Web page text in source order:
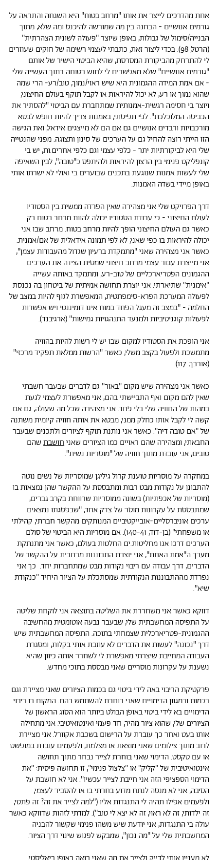
אחת מהדרכים לייצר את אותו ''מרחב בטוח'' היא השגחה והתראה על
גורמים אנושיים - הבחנה בין מה שמורשה להיכנס ומה שלא, מתוך
הבנייה/סימול של גבולות, באופן שיוצר ''פעולה לשונית הצהרתית''
(הרטל, 98). בכדי ליצור זאת, כתבתי לעצמי רשימה של חוקים שעוזרים
לי להתרחק מהביקורת המסרסת, שהיא הביטוי הישיר של אותם
''גורמים אנושיים'' שלא מאפשרים לי לחוש בטוחה בתוך העשייה שלי
- אם אמת המידה ההגמונית היא שיש ראוי/נמוך, טוב/רע- הרי שמה
שהוא נמוך או רע, לא יכול להיראות או לקבל תוקף בעולם החיצוני,
ויוצר בי חסימה רגשית-אמנותית שמתחברת עם הביטוי ''להסתיר את
הכביסה המלוכלכת''. לפי תפיסתי, באמנות צריך להיות חופש לבטא
מורכבויות ורבדים אנושיים גם אם הם לא מייצגים אידאל, ואת הגישה
הזו הייתי רוצה להחיל גם על הערכים של סינון ותצוגה. מפני שהנטייה
שלי היא לביקורתיות יתר - כלפי עצמי וגם כלפי אחרים.ות, יש בי
קונפליקט פנימי בין הרצון להיראות ולהיתפס כ''טובה'', לבין השאיפה
שלי לעשות אמנות שנוגעת בתכנים שבוערים בי ואולי לא ישרתו אותי
באופן מיידי בשדה האמנות.
דרך הפרויקט שלי אני מצהירה שאין הפרדה ממשית בין הסטודיו
לעולם החיצוני - כי עבודת הסטודיו יכולה להוות מרחב בטוח רק
כאשר גם העולם החיצוני הופך להיות מרחב בטוח. מרחב שבו אני
יכולה להיראות בו כפי שאני, לא לפי תמונה אידאלית של אם/אמנית.
כאשר אני מצהירה שאני ''מתמקדת ברעיון שגדול מהעבודות עצמן'',
אני מייצרת עבור עצמי מרחב חיצוני שמסית הצידה את הערכים
ההגמונים הפטריארכליים של טוב-רע, ומתמקד באותה עשייה
''אימנית'' שתיארתי. אני יוצרת תחושה אמיתית של ביטחון בה נכנסת
לפעולה המערכת הפרא-סימפתטית, המאפשרת לגוף להיות במצב של
החלמה - ''במצב זה מעגל הפחד במוח אינו דומיננטי ויש אפשרות
לפעולות קוגניטיביות ולמנעד התנהגויות גמישות'' (ארגיבנד).
אני הופכת את הסטודיו למקום שבו יש לי רשות להיות בהוויה
מתמשכת ולפעול בקצב משלי, כאשר ''הרשות ממלאת תפקיד מרכזי''
(אורבך, 117).
כאשר אני מצהירה שיש מקום ''באור'' גם לדברים שבעבר חשבתי
שאין להם מקום ואף התביישתי בהם, אני מאפשרת לעצמי לגעת
במהות של החוויה שלי בלי פחד. אני מצהירה שכל מה שעולה, גם אם
קשה לי לקבל אותו כחלק ממני, מבטא את אותה חוויה קיומית משתנה
של ''אם טובה דיה''. כאשר אני נותנת תוקף לציורים ולתכנים שבעבר
החבאתי, ומצהירה שהם ראויים כמו הציורים שאניחושבתשהם
טובים, אני עובדת מתוך חוויה של ''מוסריות נשית''.
במחקרה על מוסריות טוענת קרול גיליגן שמוסריות של נשים נוטה
להתבונן על נקודות מבט רבות ומתבססת על ההקשר שהן נמצאות בו
(מוסריות של אכפתיות) בשונה ממוסריות שרווחת בקרב גברים,
שמתבססת על עקרונות מוסר של צדק אחד, ''שבפסגתו נמצאים
ערכים אוניברסליים-אובייקטיביים המנותקים מהקשר חברתי, קהילתי
או משפחתי'' (בן-דוד, 140-41). אם מוסריות היא הביטוי של סולם
הערכים דרכו אנו מחליטות.ים החלטות בעולם, כאשר אני מתנתקת
מערך ה''אמת האחת'', אני יוצרת התבוננות מרחבית על ההקשר של
הדברים, דרך עבודה עם ריבוי נקודות מבט שמתחברות יחד. כך אני
נפרדת מההתבוננות הנקודתית שמסתכלת על הציור היחיד ''כנקודת
שיא''.
דווקא כאשר אני משחררת את השליטה בתוצאה אני לוקחת שליטה
על התפיסה המחשבתית שלי, שבעבר נבעה אוטומטית מהחשיבה
ההגמונית-פטריארכלית שצמחתי בתוכה. התפיסה המחשבתית שיש
דרך ''נכונה'' לעשות את הדברים לא עוזבת אותי בקלות, ומסגרת
העבודה המחייבת שיצרתי מאפשרת לי לשחרר אותה כיוון שהיא
נשענת על עקרונות מוסריים שאני מבססת בתוכי מחדש.
פרקטיקת הריבוי באה לידי ביטוי גם בכמות הציורים שאני מציירת וגם
בכמות ובמגוון הדימויים שאני בוחרת להשתמש בהם. המקום בו ריבוי
הדימויים בא לידי ביטוי באופן הבולט ביותר הוא הסוג הראשון של
הציורים שלי, שהוא ציור מהיר, חד פעמי ואינטואיטיבי. אני מתחילה
אותו בעט ואחר כך עוברת על הרישום בשכבת אקוורל. אני מציירת
לרוב מתוך צילומים שאני מוצאת או מצלמת, ולפעמים עובדת במופשט
או עם טקסט. הדימוי שאני בוחרת לצייר נבחר מתוך תחושה
אינטואיטיבית של ''קליק'' או ''צלצול פנימי'', זו תחושה פיסית: ''את
הדימוי הספציפי הזה אני חייבת לצייר עכשיו''. אני לא חושבת על
הסיבה, אני לא מנסה לנתח מדוע בחרתי בו או להסביר לעצמי,
ולפעמים אפילו תהיה לי התנגדות אליו (''למה לצייר את זה? זה פתטי,
זה ילדותי, זה לא ראוי, זה לא יצא לי טוב''). למדתי לזהות שדווקא כאשר
עולה בי התנגדות, אני יודעת שיש משהו פנימי שקשור להבניה
המחשבתית שלי על ''מה נכון'', שמבקש לפגוש שינוי דרך הציור.